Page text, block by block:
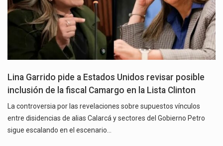
Lina Garrido pide a Estados Unidos revisar posible
inclusión de la fiscal Camargo en la Lista Clinton
La controversia por las revelaciones sobre supuestos vínculos
entre disidencias de alias Calarcá y sectores del Gobierno Petro
sigue escalando en el escenario…